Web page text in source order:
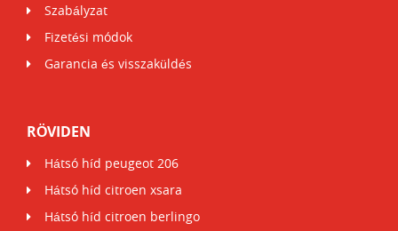
Szabályzat
Fizetési módok
Garancia és visszaküldés
RÖVIDEN
Hátsó híd peugeot 206
Hátsó híd citroen xsara
Hátsó híd citroen berlingo